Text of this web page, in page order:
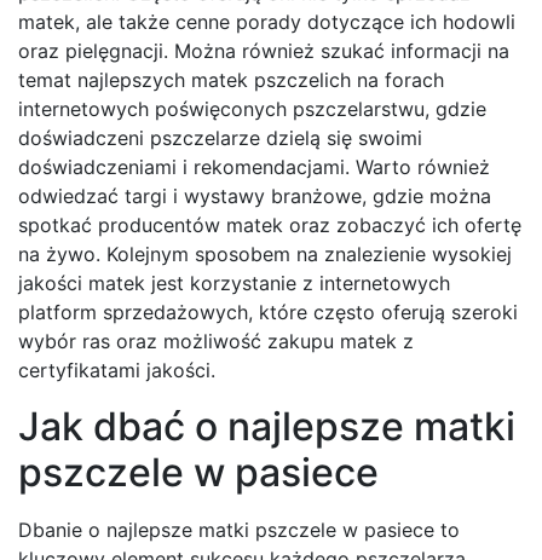
matek, ale także cenne porady dotyczące ich hodowli
oraz pielęgnacji. Można również szukać informacji na
temat najlepszych matek pszczelich na forach
internetowych poświęconych pszczelarstwu, gdzie
doświadczeni pszczelarze dzielą się swoimi
doświadczeniami i rekomendacjami. Warto również
odwiedzać targi i wystawy branżowe, gdzie można
spotkać producentów matek oraz zobaczyć ich ofertę
na żywo. Kolejnym sposobem na znalezienie wysokiej
jakości matek jest korzystanie z internetowych
platform sprzedażowych, które często oferują szeroki
wybór ras oraz możliwość zakupu matek z
certyfikatami jakości.
Jak dbać o najlepsze matki
pszczele w pasiece
Dbanie o najlepsze matki pszczele w pasiece to